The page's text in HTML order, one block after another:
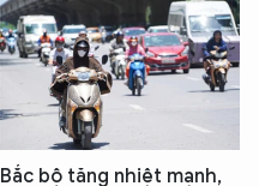
Bắc bộ tăng nhiệt mạnh,